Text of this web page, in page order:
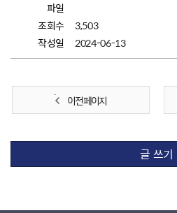
파일
조회수
3,503
작성일
2024-06-13
이전 페이지
글 쓰기